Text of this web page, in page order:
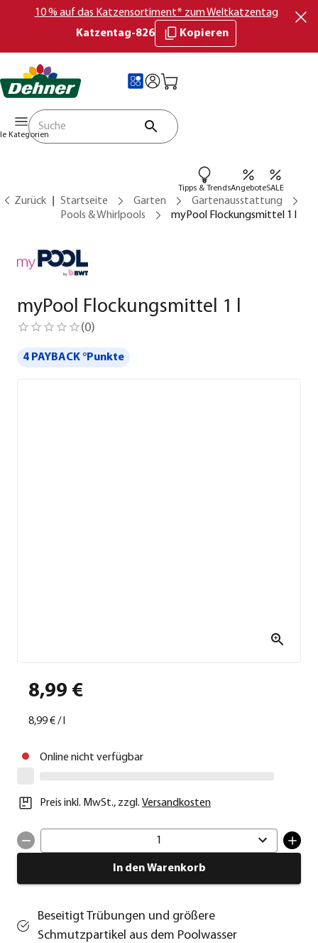
10 % auf das Katzensortiment* zum Weltkatzentag
Katzentag-826
Kopieren
Kategorien
Tipps & TrendsAngeboteSALE
Zurück Startseite Garten
Gartenausstattung
Pools & Whirlpools
myPool Flockungsmittel 1 l
myPool Flockungsmittel 1 l
(0)
4 PAYBACK °Punkte
8,99 €
8,99 €/
Online nicht verfügbar
Preis inkl. MwSt., zzgl. Versandkosten
1
In den Warenkorb
Beseitigt Trübungen und größere
Schmutzpartikel aus dem Poolwasser